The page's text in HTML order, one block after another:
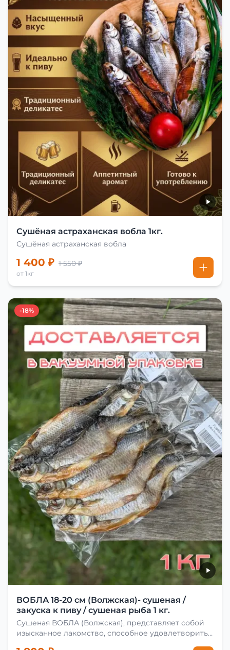
Сушёная астраханская вобла 1кг.
Сушёная астраханская вобла
1 400 ₽ 1 550 ₽
от 1кг
-18%
ВОБЛА 18-20 см (Волжская)- сушеная /
закуска к пиву / сушеная рыба 1 кг.
Сушеная ВОБЛА (Волжская), представляет собой
изысканное лакомство, способное удовлетворить